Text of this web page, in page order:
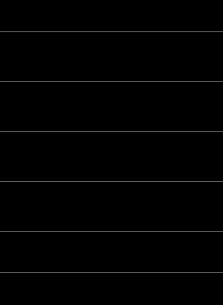
した時は、会員登録を拒絶できるもの
ても、事後に前述のいずれかであるこ
の管理
に知られることがないように他のWEB
員自身が責任を持って管理してくださ
ドを失念した場合は、直ちに当社に申
従うものとします。又、当該IDおよび